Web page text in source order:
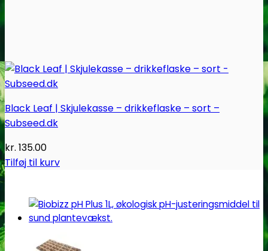
Black Leaf | Skjulekasse – drikkeflaske – sort –
Subseed.dk
kr. 135.00
Tilføj til kurv